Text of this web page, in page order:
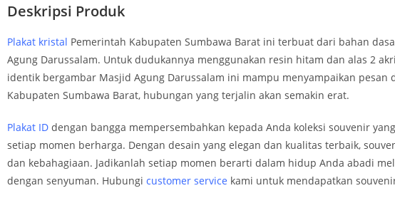
Deskripsi Produk
Plakat kristal Pemerintah Kabupaten Sumbawa Barat ini terbuat dari bahan
Agung Darussalam. Untuk dudukannya menggunakan resin hitam dan alas 2
identik bergambar Masjid Agung Darussalam ini mampu menyampaikan
Kabupaten Sumbawa Barat, hubungan yang terjalin akan semakin erat.
Plakat ID dengan bangga mempersembahkan kepada Anda koleksi souvenir
setiap momen berharga. Dengan desain yang elegan dan kualitas terbaik,
dan kebahagiaan. Jadikanlah setiap momen berarti dalam hidup Anda abadi
dengan senyuman. Hubungi customer service kami untuk mendapatkan